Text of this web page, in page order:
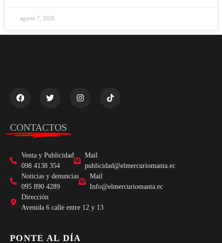
agosto 7, 2026
CONTACTOS
Venta y Publicidad
098 4138 354
Mail
publicidad@elmercuriomanta.ec
Noticias y denuncias
095 890 4289
Mail
Info@elmercuriomanta.ec
Dirección
Avenida 6 calle entre 12 y 13
PONTE AL DÍA